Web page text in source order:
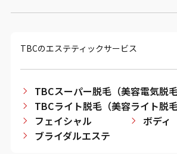
TBCのエステティックサービス
TBCスーパー脱毛（美容電気脱毛
TBCライト脱毛（美容ライト脱毛
フェイシャル
ボディ
ブライダルエステ